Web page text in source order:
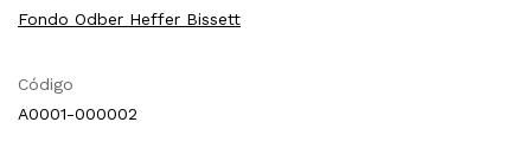
Fondo Odber Heffer Bissett
Código
A0001-000002